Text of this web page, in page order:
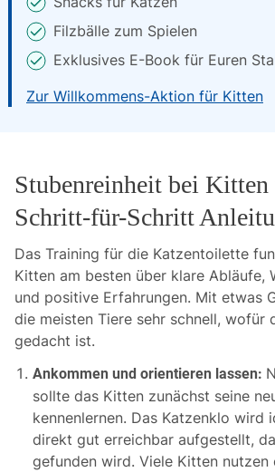
Filzbälle zum Spielen
Exklusives E-Book für Euren
Zur Willkommens-Aktion für Kitten
Stubenreinheit bei Kitten
Schritt-für-Schritt
Das Training für die Katzentoilette
Kitten am besten über klare Abläufe,
und positive Erfahrungen. Mit etwas
die meisten Tiere sehr schnell, wofür
gedacht ist.
Ankommen und orientieren lassen:
sollte das Kitten zunächst seine
kennenlernen. Das Katzenklo wird
direkt gut erreichbar aufgestellt,
gefunden wird. Viele Kitten nutzen